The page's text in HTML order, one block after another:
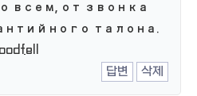
всем, от звонка
талона.
답변
삭제